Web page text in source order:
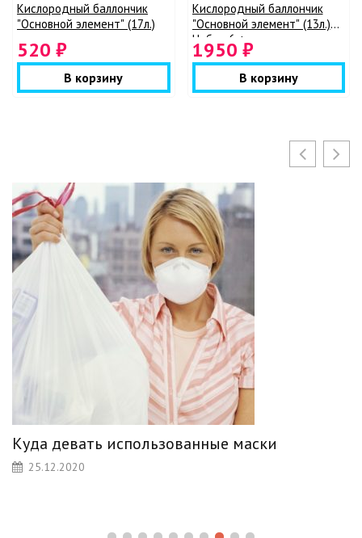
Кислородный баллончик
"Основной элемент" (17л.)
520 ₽
В корзину
Кислородный баллончик
"Основной элемент" (13л.)
Набор 6 + мягкая маска
1950 ₽
В корзину
Куда девать использованные маски
25.12.2020